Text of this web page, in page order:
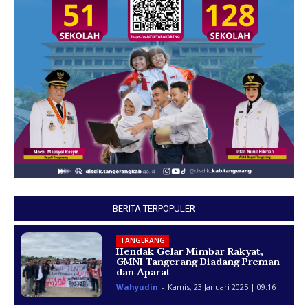
BERITA TERPOPULER
TANGERANG
Hendak Gelar Mimbar Rakyat,
GMNI Tangerang Diadang Preman
dan Aparat
Wahyudin - Kamis, 23 Januari 2025 | 09:16